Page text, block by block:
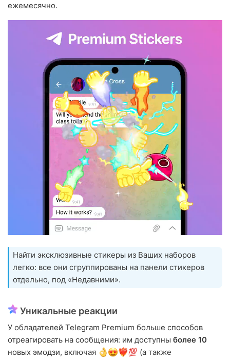
ежемесячно.
Найти эксклюзивные стикеры из Ваших наборов
легко: все они сгруппированы на панели стикеров
отдельно, под «Недавними».
Уникальные реакции
У обладателей Telegram Premium больше способов
отреагировать на сообщения: им доступны более 10
новых эмодзи, включая
(а также